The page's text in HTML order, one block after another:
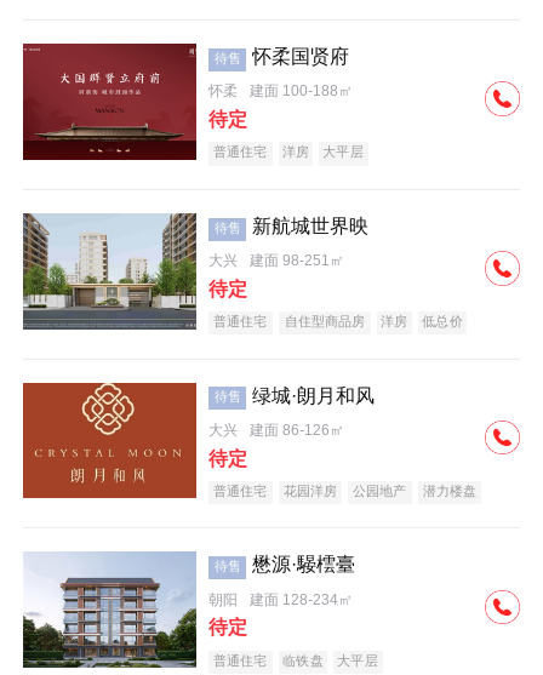
待售 怀柔国贤府
怀柔 建面 100-188㎡
待定
普通住宅 洋房 大平层
待售 新航城世界映
大兴 建面 98-251㎡
待定
普通住宅 自住型商品房 洋房
低总价
待售 绿城·朗月和风
大兴 建面 86-126㎡
待定
普通住宅 花园洋房 公园地产
潜力楼盘
待售 懋源·騴橒臺
朝阳 建面 128-234㎡
待定
普通住宅 临铁盘 大平层